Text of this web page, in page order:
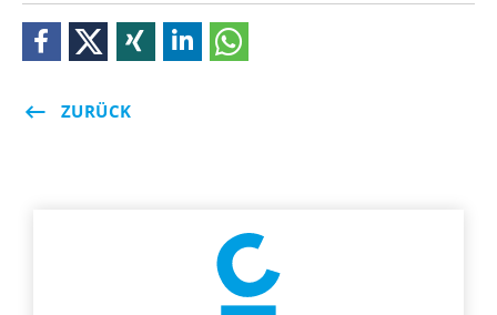
ZURÜCK